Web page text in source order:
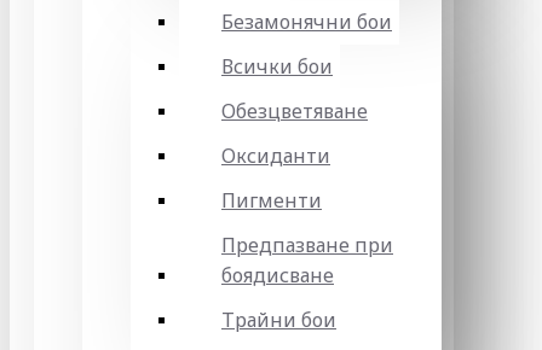
Безамонячни бои
Всички бои
Обезцветяване
Оксиданти
Пигменти
Предпазване при
боядисване
Трайни бои